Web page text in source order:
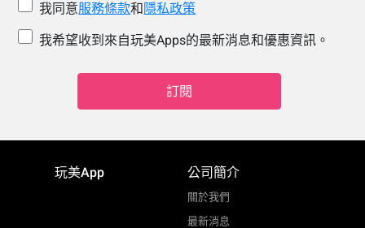
我同意服務條款和 隱私政策
我希望收到來自玩美Apps的最新消息和優惠資訊。
訂閱
玩美App 公司簡介
關於我們
最新消息